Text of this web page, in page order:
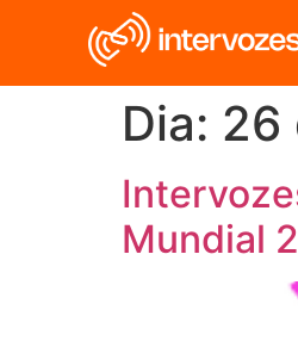
Dia: 26
Mundial